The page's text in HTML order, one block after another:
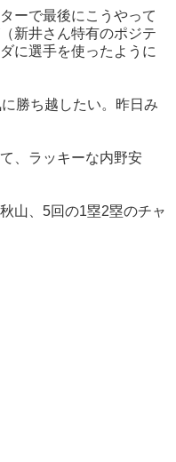
ーで最後にこうやって
新井さん特有のポジテ
に選手を使ったように
勝ち越したい。昨日み
、ラッキーな内野安
山、5回の1塁2塁のチャ